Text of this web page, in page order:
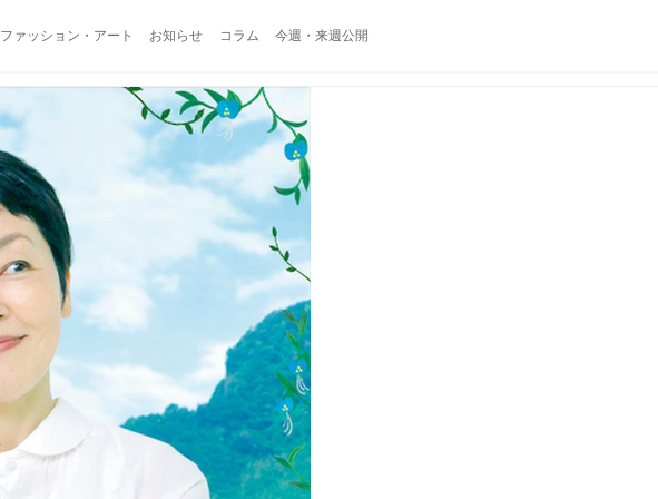
ファッション・アート お知らせ コラム 今週・来週公開